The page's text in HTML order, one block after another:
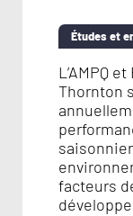
Études et
L’AMPQ
Thornton
facteurs